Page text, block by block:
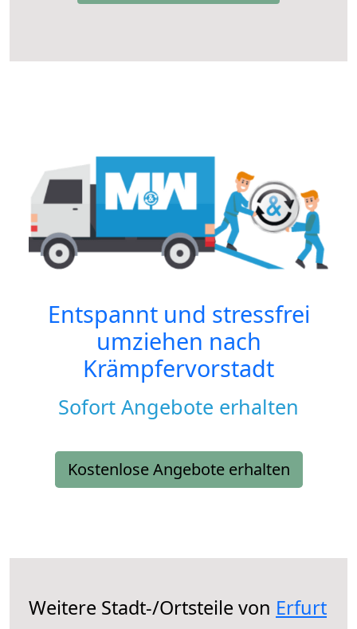
Entspannt und stressfrei
umziehen nach
Krämpfervorstadt
Sofort Angebote erhalten
Kostenlose Angebote erhalten
Weitere Stadt-/Ortsteile von Erfurt